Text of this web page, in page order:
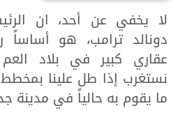
لا يخفي عن أحد، ان
دونالد ترامب، هو أساساً
عقاري كبير في بلاد
نستغرب إذا طل علينا
ما يقوم به حالياً في مدينة